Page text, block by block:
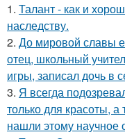
1. Талант - как и
наследству.
2. До мировой славы
отец, школьный
игры, записал дочь в
3. Я всегда
только для красоты,
нашли этому научное